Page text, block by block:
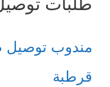
مندوب توصيل
قرطبة